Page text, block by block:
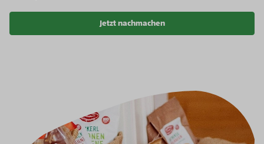
Jetzt nachmachen